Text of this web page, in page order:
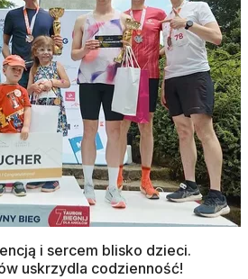
i sercem blisko dzieci.
uskrzydla codzienność!